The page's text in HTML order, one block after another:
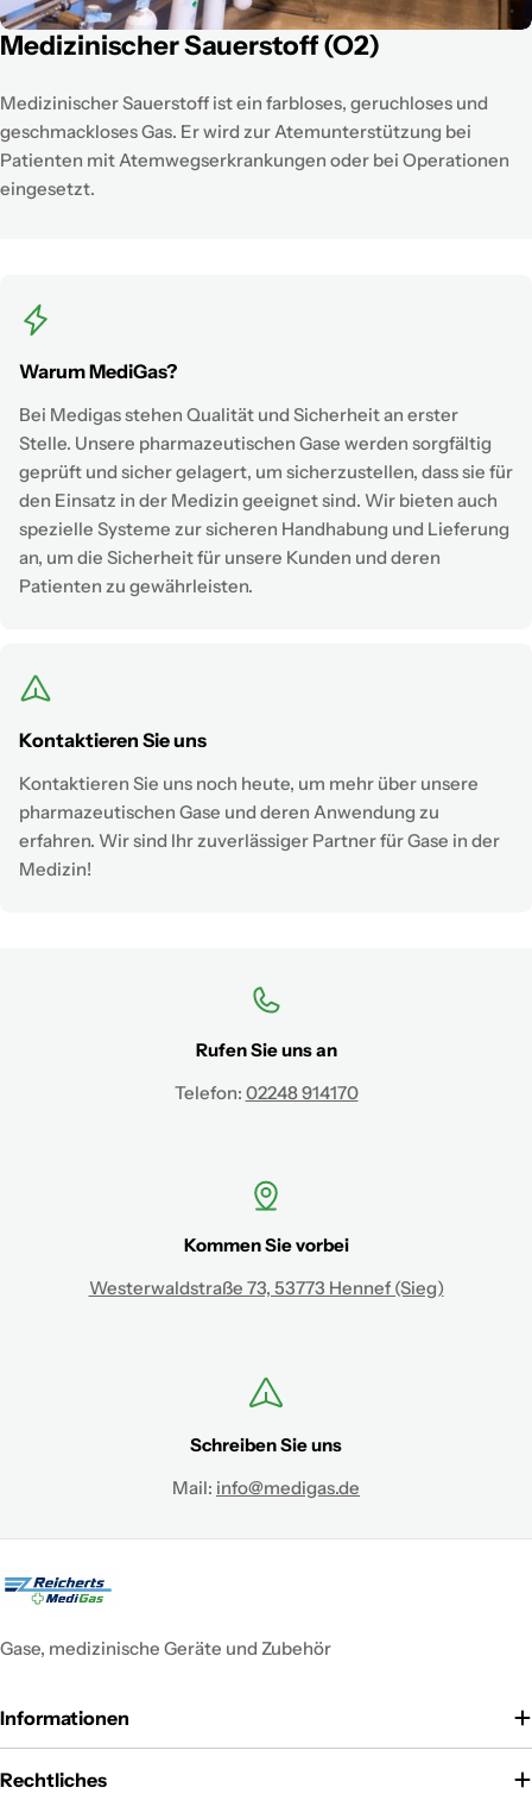
Medizinischer Sauerstoff (O2)
Medizinischer Sauerstoff ist ein farbloses, geruchloses und
geschmackloses Gas. Er wird zur Atemunterstützung bei
Patienten mit Atemwegserkrankungen oder bei Operationen
eingesetzt.
Warum MediGas?
Bei Medigas stehen Qualität und Sicherheit an erster
Stelle. Unsere pharmazeutischen Gase werden sorgfältig
geprüft und sicher gelagert, um sicherzustellen, dass sie für
den Einsatz in der Medizin geeignet sind. Wir bieten auch
spezielle Systeme zur sicheren Handhabung und Lieferung
an, um die Sicherheit für unsere Kunden und deren
Patienten zu gewährleisten.
Kontaktieren Sie uns
Kontaktieren Sie uns noch heute, um mehr über unsere
pharmazeutischen Gase und deren Anwendung zu
erfahren. Wir sind Ihr zuverlässiger Partner für Gase in der
Medizin!
Rufen Sie uns an
Telefon: 02248 914170
Kommen Sie vorbei
Westerwaldstraße 73, 53773 Hennef (Sieg)
Schreiben Sie uns
Mail: info@medigas.de
Gase, medizinische Geräte und Zubehör
Informationen
Rechtliches